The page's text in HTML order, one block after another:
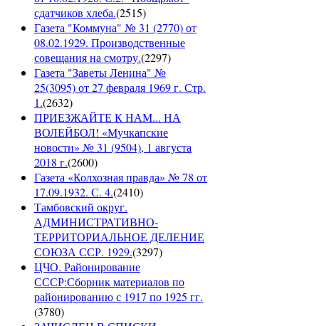
сдатчиков хлеба.(2515)
Газета "Коммуна" № 31 (2770) от
08.02.1929. Производственные
совещания на смотру.(2297)
Газета "Заветы Ленина" №
25(3095) от 27 февраля 1969 г. Стр.
1.(2632)
ПРИЕЗЖАЙТЕ К НАМ... НА
ВОЛЕЙБОЛ! «Мучкапские
новости» № 31 (9504), 1 августа
2018 г.(2600)
Газета «Колхозная правда» № 78 от
17.09.1932. С. 4.(2410)
Тамбовский округ.
АДМИНИСТРАТИВНО-
ТЕРРИТОРИАЛЬНОЕ ДЕЛЕНИЕ
СОЮЗА ССР. 1929.(3297)
ЦЧО. Районирование
СССР:Сборник материалов по
районированию с 1917 по 1925 гг.
(3780)